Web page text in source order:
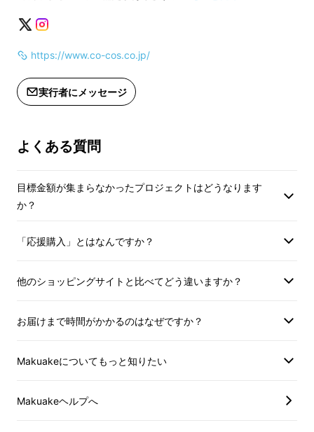
インナーケースがショルダーバッグとして使え
る」と言う答えにたどり着きました。
https://www.co-cos.co.jp/
実行者にメッセージ
よくある質問
目標金額が集まらなかったプロジェクトはどうなります
か？
「応援購入」とはなんですか？
他のショッピングサイトと比べてどう違いますか？
お届けまで時間がかかるのはなぜですか？
Makuakeについてもっと知りたい
Makuakeヘルプへ